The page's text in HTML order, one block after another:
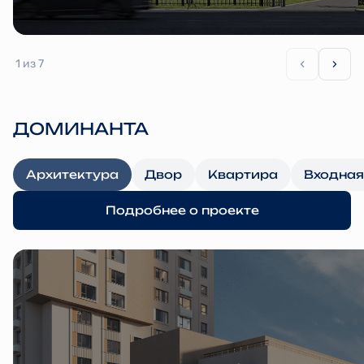
1 из 7
ДОМИНАНТА
Архитектура Двор Квартира
Подробнее о проекте